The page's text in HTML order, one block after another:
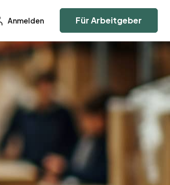
Anmelden Für Arbeitgeber